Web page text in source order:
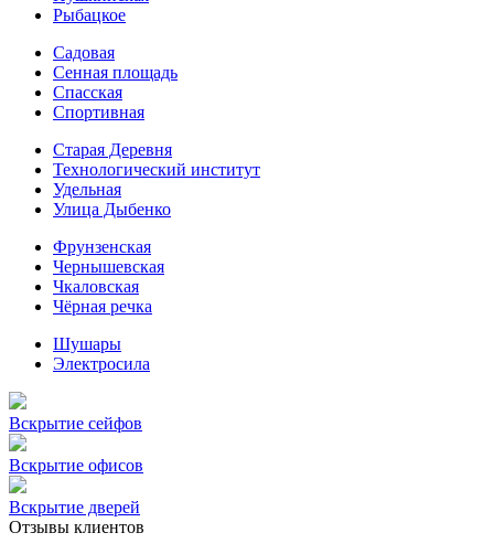
Рыбацкое
Садовая
Сенная площадь
Спасская
Спортивная
Старая Деревня
Технологический институт
Удельная
Улица Дыбенко
Фрунзенская
Чернышевская
Чкаловская
Чёрная речка
Шушары
Электросила
Вскрытие сейфов
Вскрытие офисов
Вскрытие дверей
Отзывы клиентов